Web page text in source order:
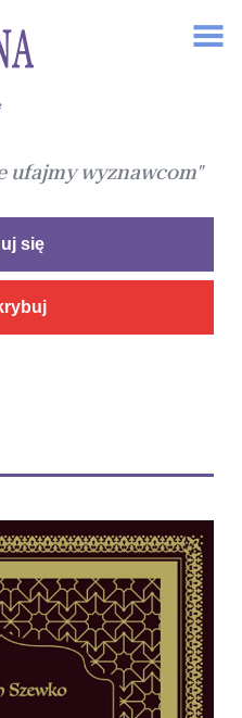
ufajmy wyznawcom"
się